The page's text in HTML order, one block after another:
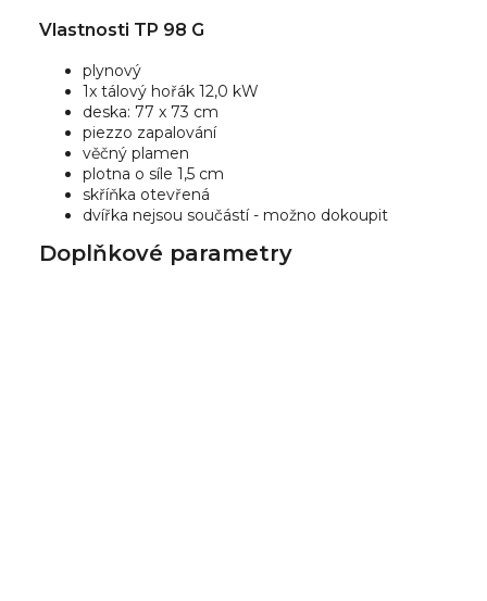
Vlastnosti TP 98 G
plynový
1x tálový hořák 12,0 kW
deska: 77 x 73 cm
piezzo zapalování
věčný plamen
plotna o síle 1,5 cm
skříňka otevřená
dvířka nejsou součástí - možno dokoupit
Doplňkové parametry